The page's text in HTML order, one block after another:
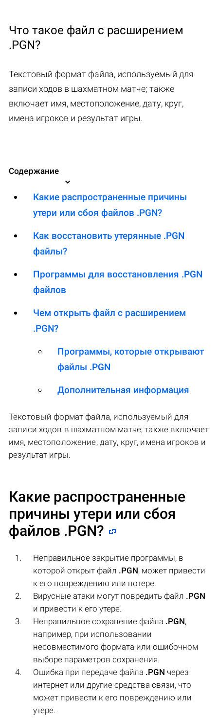
Что такое файл с расширением
.PGN?
Текстовый формат файла, используемый для
записи ходов в шахматном матче; также
включает имя, местоположение, дату, круг,
имена игроков и результат игры.
Содержание
Какие распространенные причины
утери или сбоя файлов .PGN?
Как восстановить утерянные .PGN
файлы?
Программы для восстановления .PGN
файлов
Чем открыть файл с расширением
.PGN?
Программы, которые открывают
файлы .PGN
Дополнительная информация
Текстовый формат файла, используемый для
записи ходов в шахматном матче; также включает
имя, местоположение, дату, круг, имена игроков и
результат игры.
Какие распространенные
причины утери или сбоя
файлов .PGN?
Неправильное закрытие программы, в
которой открыт файл .PGN, может привести
к его повреждению или потере.
Вирусные атаки могут повредить файл .PGN
и привести к его утере.
Неправильное сохранение файла .PGN,
например, при использовании
несовместимого формата или ошибочном
выборе параметров сохранения.
Ошибка при передаче файла .PGN через
интернет или другие средства связи, что
может привести к его повреждению или
утере.